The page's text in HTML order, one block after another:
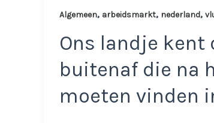
Algemeen, arbeidsmarkt, nederland,
Ons landje kent
buitenaf die na
moeten vinden